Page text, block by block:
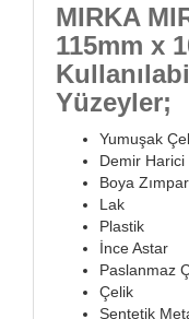
MIRKA
115mm x
Yüzeyler;
Yumuşak
Demir Harici
Boya
Lak
Plastik
İnce Astar
Paslanmaz
Çelik
Sentetik